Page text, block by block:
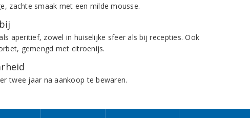
zachte smaak met een milde mousse.
aperitief, zowel in huiselijke sfeer als bij recepties. Ook
gemengd met citroenijs.
twee jaar na aankoop te bewaren.